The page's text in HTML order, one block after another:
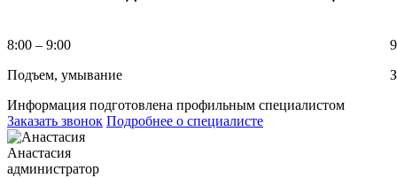
8:00 – 9:00
Подъем, умывание
Информация подготовлена профильным специалистом
Заказать звонок Подробнее о специалисте
Анастасия
администратор